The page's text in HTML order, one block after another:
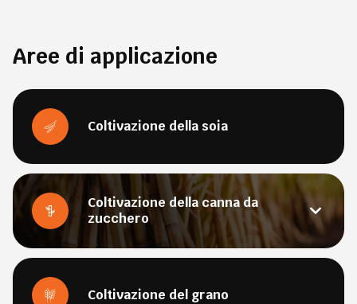
Aree di applicazione
Coltivazione della soia
Coltivazione della canna da
zucchero
Coltivazione del grano